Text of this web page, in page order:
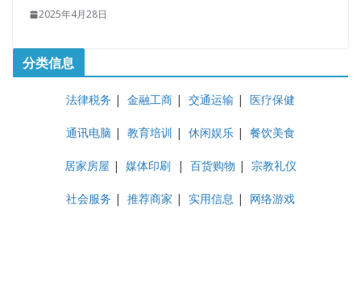
2025年4月28日
分类信息
法律税务 | 金融工商 | 交通运输 | 医疗保健
通讯电脑 | 教育培训 | 休闲娱乐 | 餐饮美食
居家房屋 | 媒体印刷 | 百货购物 | 宗教礼仪
社会服务 | 推荐商家 | 实用信息 | 网络游戏